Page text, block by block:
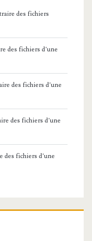
des fichiers
des fichiers d’une
des fichiers d’une
des fichiers d’une
fichiers d’une